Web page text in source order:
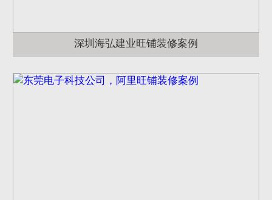
深圳海弘建业旺铺装修案例